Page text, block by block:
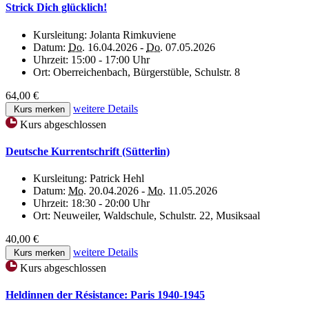
Strick Dich glücklich!
Kursleitung: Jolanta Rimkuviene
Datum: Do. 16.04.2026 - Do. 07.05.2026
Uhrzeit: 15:00 - 17:00 Uhr
Ort: Oberreichenbach, Bürgerstüble, Schulstr. 8
64,00 €
Kurs merken
weitere Details
Kurs abgeschlossen
Deutsche Kurrentschrift (Sütterlin)
Kursleitung: Patrick Hehl
Datum: Mo. 20.04.2026 - Mo. 11.05.2026
Uhrzeit: 18:30 - 20:00 Uhr
Ort: Neuweiler, Waldschule, Schulstr. 22, Musiksaal
40,00 €
Kurs merken
weitere Details
Kurs abgeschlossen
Heldinnen der Résistance: Paris 1940-1945